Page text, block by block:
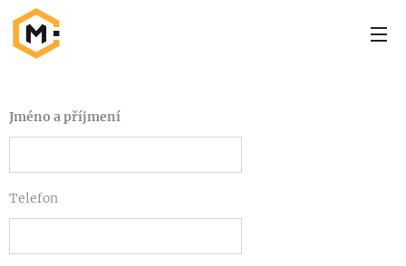
Jméno a příjmení
Telefon